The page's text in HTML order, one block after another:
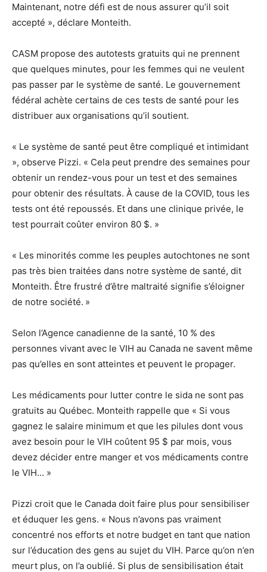
Maintenant, notre défi est de nous assurer qu’il soit
accepté », déclare Monteith.
CASM propose des autotests gratuits qui ne prennent
que quelques minutes, pour les femmes qui ne veulent
pas passer par le système de santé. Le gouvernement
fédéral achète certains de ces tests de santé pour les
distribuer aux organisations qu’il soutient.
« Le système de santé peut être compliqué et intimidant
», observe Pizzi. « Cela peut prendre des semaines pour
obtenir un rendez-vous pour un test et des semaines
pour obtenir des résultats. À cause de la COVID, tous les
tests ont été repoussés. Et dans une clinique privée, le
test pourrait coûter environ 80 $. »
« Les minorités comme les peuples autochtones ne sont
pas très bien traitées dans notre système de santé, dit
Monteith. Être frustré d’être maltraité signifie s’éloigner
de notre société. »
Selon l’Agence canadienne de la santé, 10 % des
personnes vivant avec le VIH au Canada ne savent même
pas qu’elles en sont atteintes et peuvent le propager.
Les médicaments pour lutter contre le sida ne sont pas
gratuits au Québec. Monteith rappelle que « Si vous
gagnez le salaire minimum et que les pilules dont vous
avez besoin pour le VIH coûtent 95 $ par mois, vous
devez décider entre manger et vos médicaments contre
le VIH… »
Pizzi croit que le Canada doit faire plus pour sensibiliser
et éduquer les gens. « Nous n’avons pas vraiment
concentré nos efforts et notre budget en tant que nation
sur l’éducation des gens au sujet du VIH. Parce qu’on n’en
meurt plus, on l’a oublié. Si plus de sensibilisation était